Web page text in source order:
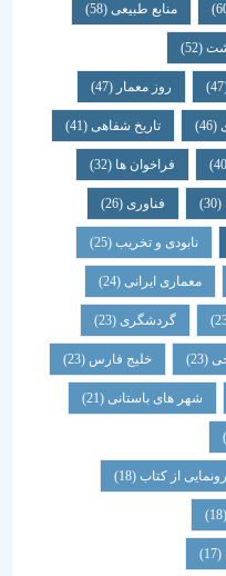
منابع طبیعی(58)
روز معمار(47)
تاریخ شفاهی (41)
فراخوان ها (32)
فناوری (26)
و تخریب(25)
ایرانی(24)
گردشگری (23)
خلیج فارس(23)
های باستانی (21)
کتاب (18)